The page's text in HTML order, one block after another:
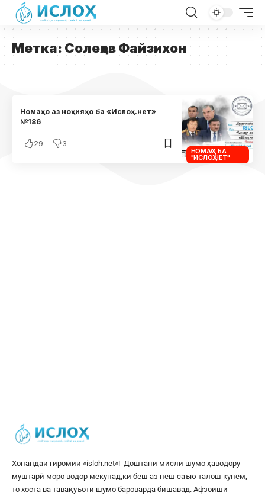
Метка: Солеҳов Файзихон
НОМАҲО БА
"ИСЛОҲ.НЕТ"
Номаҳо аз ноҳияҳо ба «Ислоҳ.нет»
№186
29 3
Хонандаи гиромии «isloh.net«! Доштани мисли шумо ҳаводору
муштарӣ моро водор мекунад,ки беш аз пеш саъю талош кунем,
то хоста ва тавақуъоти шумо бароварда бишавад. Афзоиши